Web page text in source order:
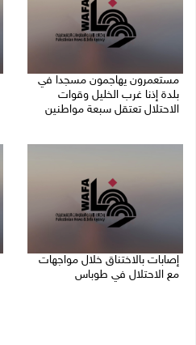
مستعمرون يهاجمون مسجدا في
بلدة إذنا غرب الخليل وقوات
الاحتلال تعتقل سبعة مواطنين
إصابات بالاختناق خلال مواجهات
مع الاحتلال في طوباس